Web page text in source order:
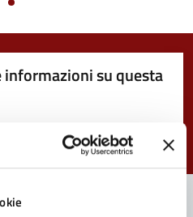
informazioni su questa